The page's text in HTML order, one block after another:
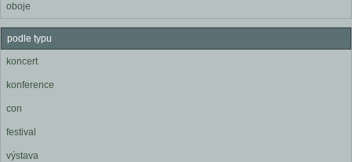
oboje
podle typu
koncert
konference
con
festival
výstava